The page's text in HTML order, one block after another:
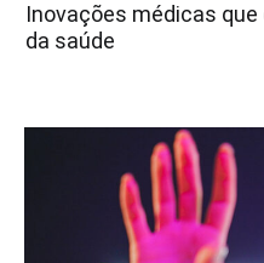
Inovações médicas
da saúde